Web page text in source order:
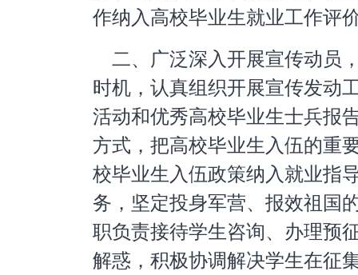
作纳入高校毕业生就业工作评
二、广泛深入开展宣传动员
时机，认真组织开展宣传发动
活动和优秀高校毕业生士兵报
方式，把高校毕业生入伍的重
校毕业生入伍政策纳入就业指
务，坚定投身军营、报效祖国
职负责接待学生咨询、办理预
解惑，积极协调解决学生在征